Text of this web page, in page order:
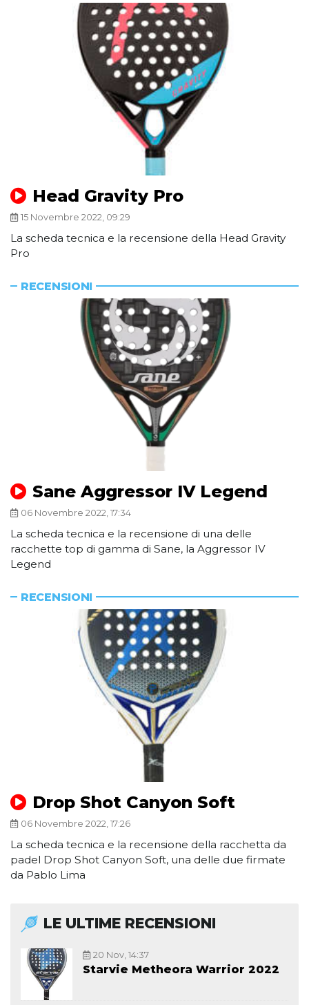
Head Gravity Pro
15 Novembre 2022, 09:29
La scheda tecnica e la recensione della Head Gravity
Pro
RECENSIONI
Sane Aggressor IV Legend
06 Novembre 2022, 17:34
La scheda tecnica e la recensione di una delle
racchette top di gamma di Sane, la Aggressor IV
Legend
RECENSIONI
Drop Shot Canyon Soft
06 Novembre 2022, 17:26
La scheda tecnica e la recensione della racchetta da
padel Drop Shot Canyon Soft, una delle due firmate
da Pablo Lima
LE ULTIME RECENSIONI
20 Nov, 14:37
Starvie Metheora Warrior 2022